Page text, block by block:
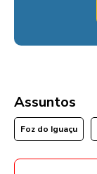
Assuntos
Foz do Iguaçu